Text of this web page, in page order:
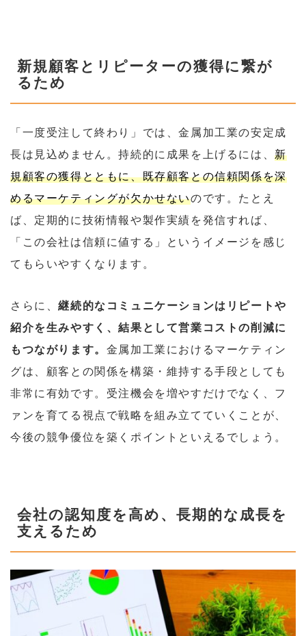
新規顧客とリピーターの獲得に繋が
るため
「一度受注して終わり」では、金属加工業の安定成
長は見込めません。持続的に成果を上げるには、新
規顧客の獲得とともに、既存顧客との信頼関係を深
めるマーケティングが欠かせないのです。たとえ
ば、定期的に技術情報や製作実績を発信すれば、
「この会社は信頼に値する」というイメージを感じ
てもらいやすくなります。
さらに、継続的なコミュニケーションはリピートや
紹介を生みやすく、結果として営業コストの削減に
もつながります。 金属加工業におけるマーケティン
グは、顧客との関係を構築・維持する手段としても
非常に有効です。受注機会を増やすだけでなく、フ
ァンを育てる視点で戦略を組み立てていくことが、
今後の競争優位を築くポイントといえるでしょう。
会社の認知度を高め、長期的な成長を
支えるため